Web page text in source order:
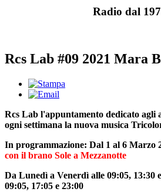
Radio dal
Rcs Lab #09 2021 Mara
Rcs Lab l'appuntamento dedicato agli
ogni settimana la nuova musica
In programmazione: Dal 1 al 6 Marzo
con il brano Sole a Mezzanotte
Da Lunedì a Venerdì alle 09:05, 13:30
09:05, 17:05 e 23:00